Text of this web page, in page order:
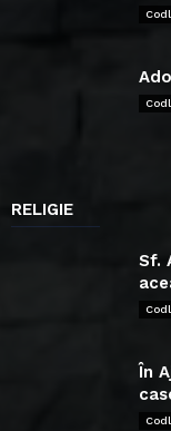
RELIGIE
Sf.
În